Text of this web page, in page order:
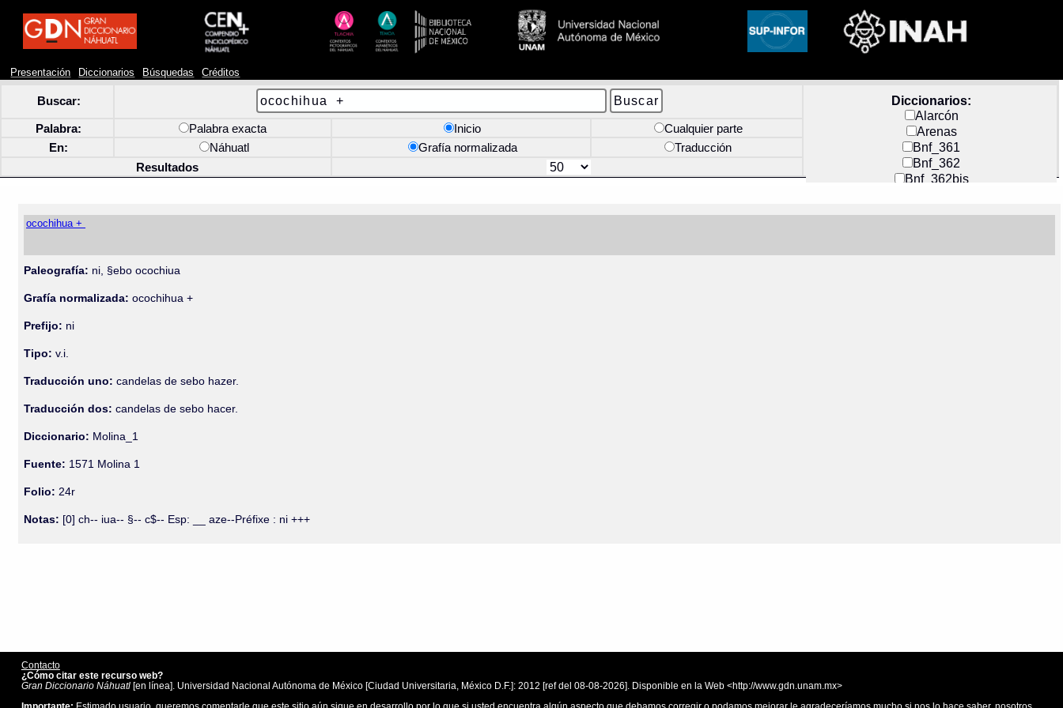
Presentación Diccionarios Búsquedas Créditos
Buscar:
Diccionarios:
Alarcón
Arenas
Bnf_361
Bnf_362
Bnf_362bis
Docs_México
Palabra: Palabra exacta Inicio
Cualquier parte
En:
Náhuatl Grafía normalizada
Traducción
Resultados
ocochihua +
Paleografía: ni, §ebo ocochiua
Grafía normalizada: ocochihua +
Prefijo: ni
Tipo: v.i.
Traducción uno: candelas de sebo hazer.
Traducción dos: candelas de sebo hacer.
Diccionario: Molina_1
Fuente: 1571 Molina 1
Folio: 24r
Notas: [0] ch-- iua-- §-- c$-- Esp: __ aze--Préfixe : ni +++
Contacto
¿Cómo citar este recurso web?
Gran Diccionario Náhuatl[en línea]. Universidad Nacional Autónoma de México [Ciudad Universitaria, México D.F.]: 2012 [ref del 08-08-2026]. Disponible en la Web <http://www.gdn.unam.mx>